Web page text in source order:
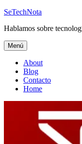
Saltar
contenido
SeTechNota
Hablamos sobre
Menú
About
Blog
Contacto
Home